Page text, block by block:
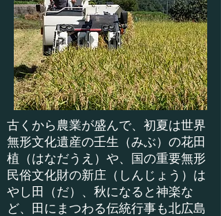
古くから農業が盛んで、初夏は世界
無形文化遺産の壬生（みぶ）の花田
植（はなだうえ） や、国の重要無形
民俗文化財の新庄（しんじょう）は
やし田（だ）、秋になると神楽な
ど、田にまつわる伝統行事も北広島